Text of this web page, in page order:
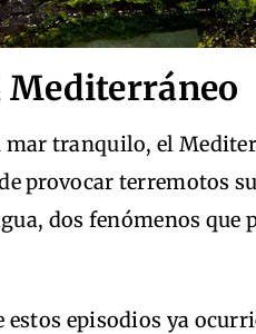
Mediterráneo
tranquilo, el
provocar terremotos
dos fenómenos que
episodios ya